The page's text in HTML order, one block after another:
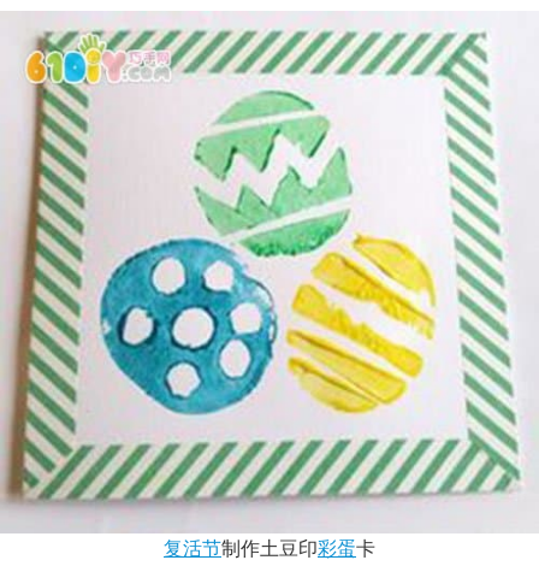
复活节制作土豆印彩蛋卡